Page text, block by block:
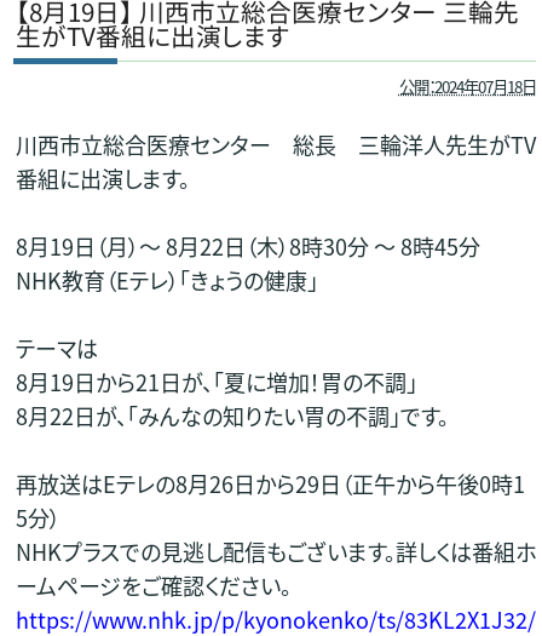
【8月19日】 川西市立総合医療センター 三輪先
生がTV番組に出演します
公開：2024年07月18日
川西市立総合医療センター 総長 三輪洋人先生がTV
番組に出演します。
8月19日（月）～ 8月22日（木）8時30分 ～ 8時45分
NHK教育（Eテレ）「きょうの健康」
テーマは
8月19日から21日が、「夏に増加！胃の不調」
8月22日が、「みんなの知りたい胃の不調」です。
再放送はEテレの8月26日から29日（正午から午後0時1
5分）
NHKプラスでの見逃し配信もございます。詳しくは番組ホ
ームページをご確認ください。
https://www.nhk.jp/p/kyonokenko/ts/83KL2X1J32/